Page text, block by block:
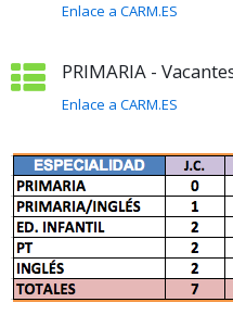
Enlace a CARM.ES
PRIMARIA -
Enlace a CARM.ES